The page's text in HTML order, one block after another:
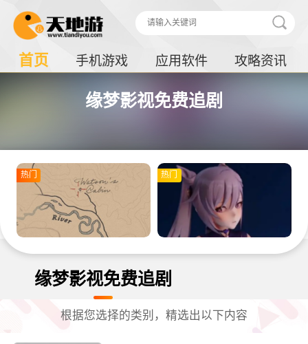
首页 手机游戏 应用软件 攻略资讯
缘梦影视免费追剧
热门 热门
缘梦影视免费追剧
根据您选择的类别，精选出以下内容